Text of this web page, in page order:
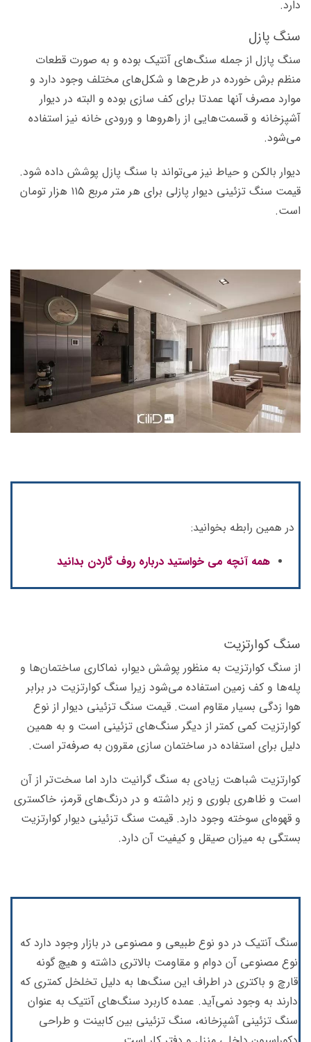
دارد.
سنگ پازل
سنگ پازل از جمله سنگ‌های آنتیک بوده و به صورت قطعات
منظم برش خورده در طرح‌ها و شکل‌های مختلف وجود دارد و
موارد مصرف آنها عمدتا برای کف سازی بوده و البته در دیوار
آشپزخانه و قسمت‌هایی از راهروها و ورودی‌ خانه نیز استفاده
می‌شود.
دیوار بالکن و حیاط نیز می‌تواند با سنگ پازل پوشش داده شود.
قیمت سنگ تزئینی دیوار پازلی برای هر متر مربع ۱۱۵ هزار تومان
است.
در همین رابطه بخوانید:
همه آنچه می خواستید درباره روف گاردن بدانید
سنگ کوارتزیت
از سنگ کوارتزیت به منظور پوشش دیوار، نماکاری ساختمان‌ها و
پله‌ها و کف زمین استفاده می‌شود زیرا سنگ کوارتزیت در برابر
هوا زدگی بسیار مقاوم است. قیمت سنگ تزئینی دیوار از نوع
کوارتزیت کمی کمتر از دیگر سنگ‌های تزئینی است و به همین
دلیل برای استفاده در ساختمان سازی مقرون به صرفه‌تر است.
کوارتزیت شباهت زیادی به سنگ گرانیت دارد اما سخت‌تر از آن
است و ظاهری بلوری و زبر داشته و در درنگ‌های قرمز، خاکستری
و قهوه‌ای سوخته وجود دارد. قیمت سنگ تزئینی دیوار کوارتزیت
بستگی به میزان صیقل و کیفیت آن دارد.
سنگ آنتیک در دو نوع طبیعی و مصنوعی در بازار وجود دارد که
نوع مصنوعی آن دوام و مقاومت بالاتری داشته و هیچ گونه
قارچ و باکتری در اطراف این سنگ‌ها به دلیل تخلخل کمتری که
دارند به وجود نمی‌آید. عمده کاربرد سنگ‌های آنتیک به عنوان
سنگ تزئینی آشپزخانه، سنگ تزئینی بین کابینت و طراحی